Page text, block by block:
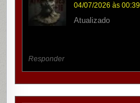
04/07/2026 às 00:39
Atualizado
Responder